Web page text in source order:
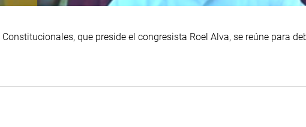
que preside el congresista Roel Alva, se reúne para